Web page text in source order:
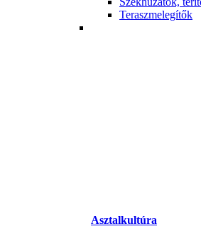
Teraszmelegítők
Asztalkultúra